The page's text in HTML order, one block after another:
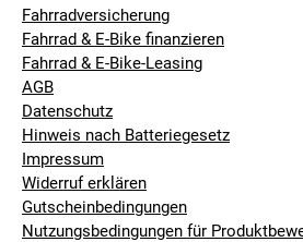
BIKES MIT 45 KM/H
Fahrradversicherung
Fahrrad & E-Bike finanzieren
Fahrrad & E-Bike-Leasing
AGB
Datenschutz
Hinweis nach Batteriegesetz
Impressum
Widerruf erklären
Gutscheinbedingungen
Nutzungsbedingungen für